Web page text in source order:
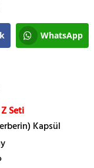
WhatsApp
Seti
Kapsül